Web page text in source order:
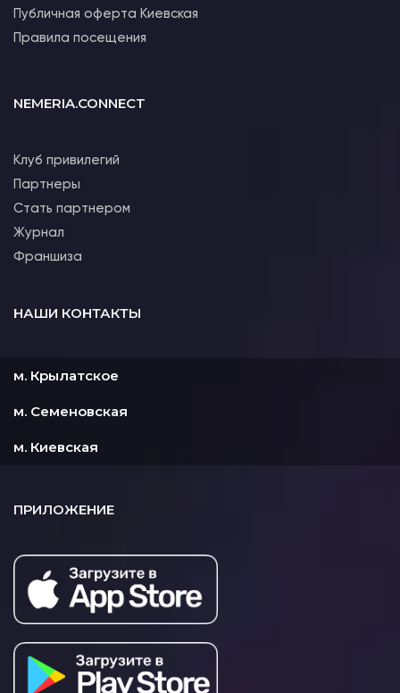
Публичная оферта Киевская
Правила посещения
NEMERIA.CONNECT
Клуб привилегий
Партнеры
Стать партнером
Журнал
Франшиза
НАШИ КОНТАКТЫ
м. Крылатское
м. Семеновская
м. Киевская
ПРИЛОЖЕНИЕ